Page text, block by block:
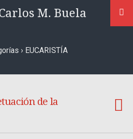
M. Buela
› EUCARISTÍA
de la